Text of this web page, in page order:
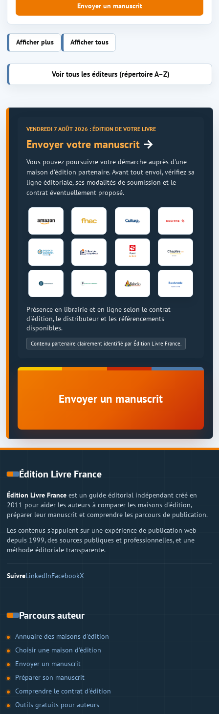
Envoyer un manuscrit
Afficher plus Afficher tous
Voir tous les éditeurs (répertoire A–Z)
VENDREDI 7 AOÛT 2026 : ÉDITION DE VOTRE LIVRE
Envoyer votre manuscrit →
Vous pouvez poursuivre votre démarche auprès d'une
maison d'édition partenaire. Avant tout envoi, vérifiez sa
ligne éditoriale, ses modalités de soumission et le
contrat éventuellement proposé.
Présence en librairie et en ligne selon le contrat
d'édition, le distributeur et les référencements
disponibles.
Contenu partenaire clairement identifié par Édition Livre France.
Envoyer un manuscrit
Édition Livre France
Édition Livre France est un guide éditorial indépendant créé en
2011 pour aider les auteurs à comparer les maisons d'édition,
préparer leur manuscrit et comprendre les parcours de publication.
Les contenus s'appuient sur une expérience de publication web
depuis 1999, des sources publiques et professionnelles, et une
méthode éditoriale transparente.
SuivreLinkedInFacebookX
Parcours auteur
Annuaire des maisons d'édition
Choisir une maison d'édition
Envoyer un manuscrit
Préparer son manuscrit
Comprendre le contrat d'édition
Outils gratuits pour auteurs